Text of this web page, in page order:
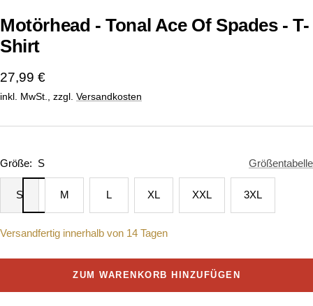
Motörhead - Tonal Ace Of Spades - T-
Shirt
Angebotspreis
27,99 €
inkl. MwSt., zzgl. Versandkosten
Größe: S Größentabelle
S M L XL XXL 3XL
Versandfertig innerhalb von 14 Tagen
ZUM WARENKORB HINZUFÜGEN